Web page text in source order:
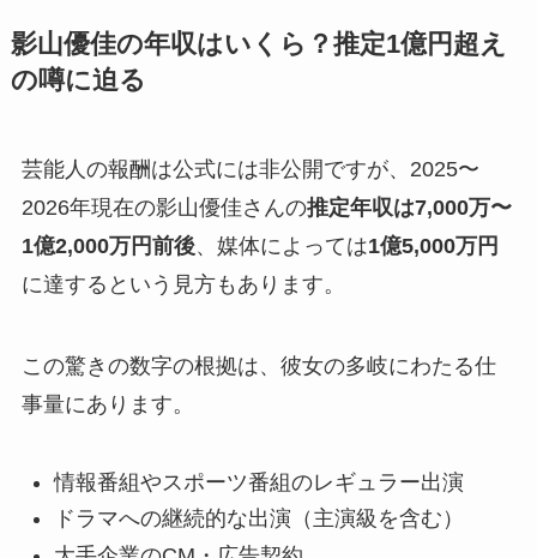
影山優佳の年収はいくら？推定1億円超え
の噂に迫る
芸能人の報酬は公式には非公開ですが、2025〜
2026年現在の影山優佳さんの推定年収は7,000万〜
1億2,000万円前後、媒体によっては1億5,000万円
に達するという見方もあります。
この驚きの数字の根拠は、彼女の多岐にわたる仕
事量にあります。
情報番組やスポーツ番組のレギュラー出演
ドラマへの継続的な出演（主演級を含む）